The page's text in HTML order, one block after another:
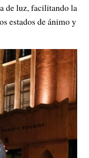
de luz, facilitando la
estados de ánimo y